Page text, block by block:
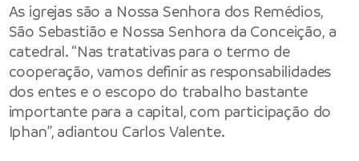
As igrejas são a Nossa Senhora dos Remédios,
São Sebastião e Nossa Senhora da Conceição, a
catedral. “Nas tratativas para o termo de
cooperação, vamos definir as responsabilidades
dos entes e o escopo do trabalho bastante
importante para a capital, com participação do
Iphan”, adiantou Carlos Valente.